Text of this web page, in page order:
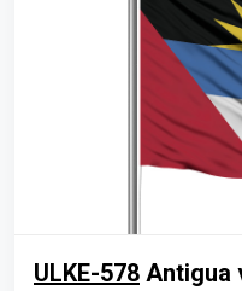
ULKE-578 Antigua